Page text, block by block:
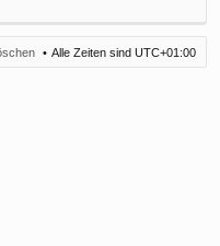
Alle Zeiten sind UTC+01:00